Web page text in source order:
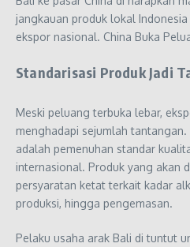
jangkauan produk lokal
ekspor nasional. China Buka
Standarisasi Produk Jadi
Meski peluang terbuka lebar,
menghadapi sejumlah
adalah pemenuhan standar
internasional. Produk yang akan
persyaratan ketat terkait kadar
produksi, hingga pengemasan.
Pelaku usaha arak Bali di tuntut